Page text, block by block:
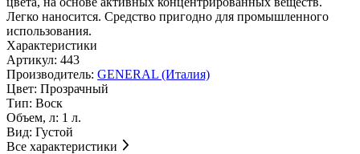
Легко наносится. Средство пригодно для промышленного
использования.
Характеристики
Артикул: 443
Производитель: GENERAL (Италия)
Цвет: Прозрачный
Тип: Воск
Объем, л: 1 л.
Вид: Густой
Все характеристики